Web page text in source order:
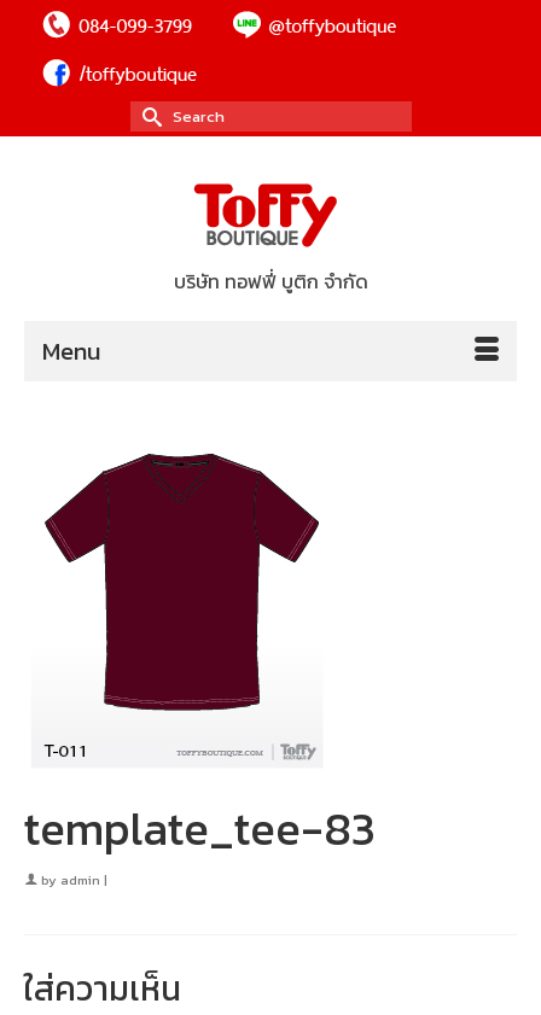
Search
for:
บริษัท ทอฟฟี่ บูติก จำกัด
Menu
template_tee-83
by admin |
ใส่ความเห็น